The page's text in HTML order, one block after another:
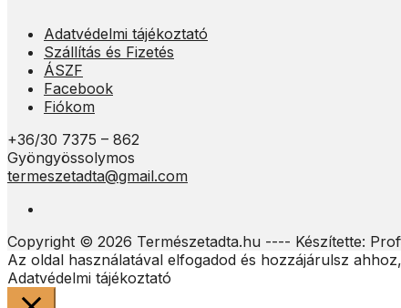
Adatvédelmi tájékoztató
Szállítás és Fizetés
ÁSZF
Facebook
Fiókom
+36/30 7375 – 862
Gyöngyössolymos
termeszetadta@gmail.com
Copyright © 2026 Természetadta.hu ---- Készítette:
Az oldal használatával elfogadod és hozzájárulsz
Adatvédelmi tájékoztató